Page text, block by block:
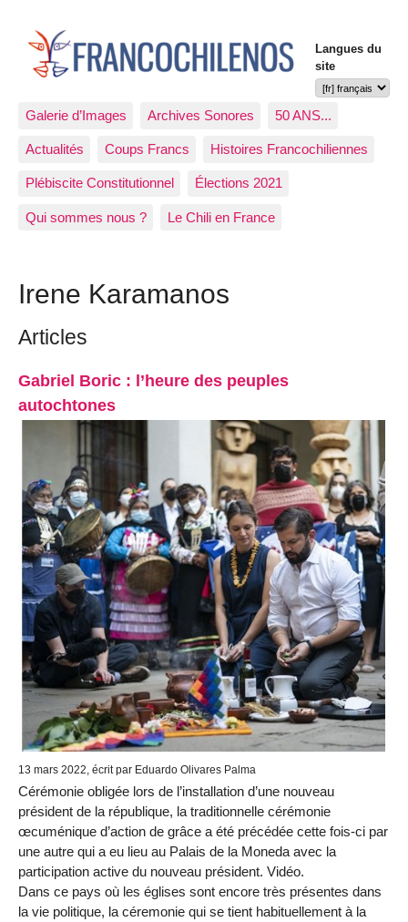
Langues du
site
Galerie d’Images Archives Sonores 50 ANS...
Actualités Coups Francs Histoires Francochiliennes
Plébiscite Constitutionnel Élections 2021
Qui sommes nous ? Le Chili en France
Irene Karamanos
Articles
Gabriel Boric : l’heure des peuples
autochtones
13 mars 2022, écrit par Eduardo Olivares Palma
Cérémonie obligée lors de l’installation d’une nouveau
président de la république, la traditionnelle cérémonie
œcuménique d’action de grâce a été précédée cette fois-ci par
une autre qui a eu lieu au Palais de la Moneda avec la
participation active du nouveau président. Vidéo.
Dans ce pays où les églises sont encore très présentes dans
la vie politique, la céremonie qui se tient habituellement à la